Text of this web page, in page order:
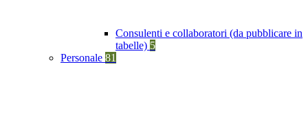
Consulenti e collaboratori (da pubblicare in
tabelle) 5
Personale 81